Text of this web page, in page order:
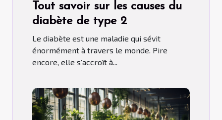
Tout savoir sur les causes du
diabète de type 2
Le diabète est une maladie qui sévit
énormément à travers le monde. Pire
encore, elle s’accroît à...